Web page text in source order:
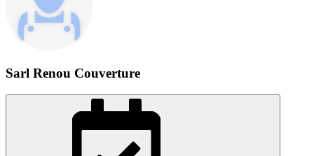
Sarl Renou Couverture